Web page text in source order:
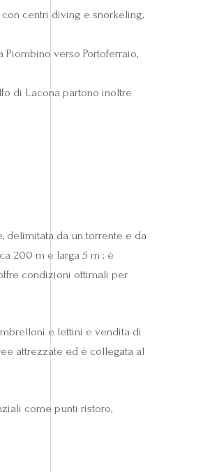
centri diving e snorkeling,
verso Portoferraio,
di Lacona partono inoltre
delimitata da un torrente e da
200 m e larga 5 m ; è
condizioni ottimali per
e lettini e vendita di
attrezzate ed è collegata al
come punti ristoro,